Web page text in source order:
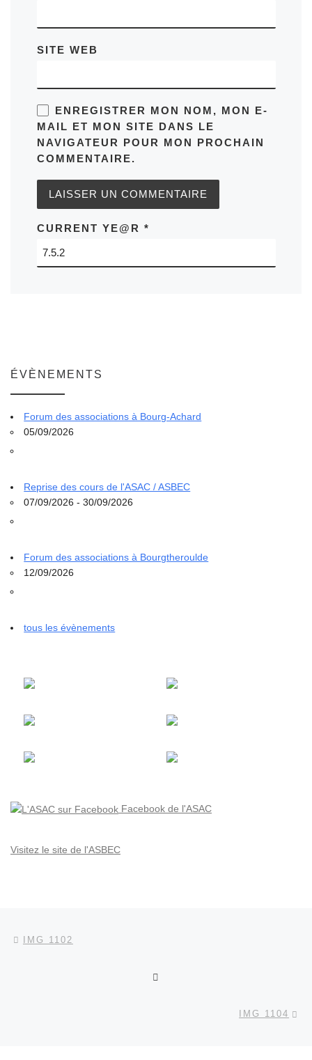
SITE WEB
ENREGISTRER MON NOM, MON E-
MAIL ET MON SITE DANS LE
NAVIGATEUR POUR MON PROCHAIN
COMMENTAIRE.
CURRENT YE@R *
ÉVÈNEMENTS
Forum des associations à Bourg-Achard
05/09/2026
Reprise des cours de l'ASAC / ASBEC
07/09/2026 - 30/09/2026
Forum des associations à Bourgtheroulde
12/09/2026
tous les évènements
Facebook de l'ASAC
Visitez le site de l'ASBEC
Parcourir les articles
IMG 1102
IMG 1104